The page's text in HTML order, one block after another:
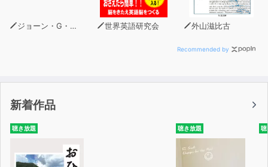
ジョーン・G・ロビンソン 世界英語研究会 外山滋比古
Recommended by
新着作品
聴き放題 聴き放題 聴